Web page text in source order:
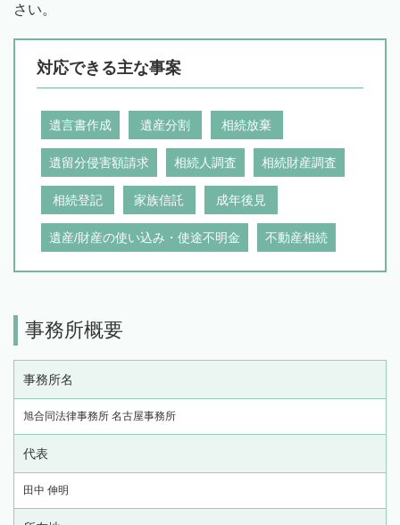
さい。
対応できる主な事案
遺言書作成 遺産分割 相続放棄
遺留分侵害額請求 相続人調査 相続財産調査
相続登記 家族信託 成年後見
遺産/財産の使い込み・使途不明金 不動産相続
事務所概要
事務所名
旭合同法律事務所 名古屋事務所
代表
田中 伸明